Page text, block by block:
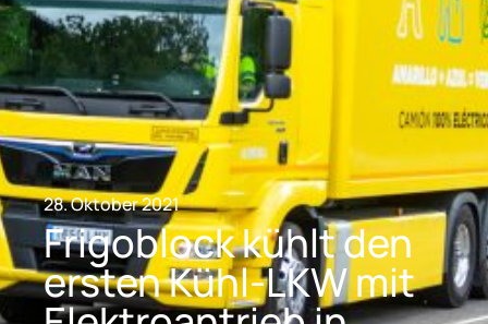
28. Oktober 2021
Frigoblock kühlt den
ersten Kühl-LKW mit